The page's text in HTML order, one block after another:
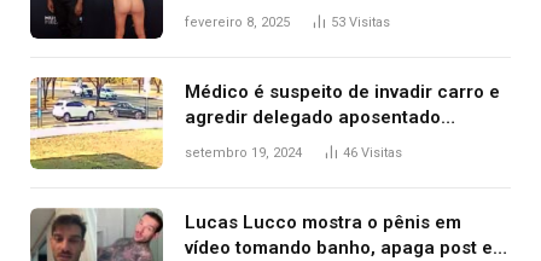
após Bianca Censori, mulher de
fevereiro 8, 2025 53 Visitas
Médico é suspeito de invadir carro e
agredir delegado aposentado
durante confusão no trânsito
setembro 19, 2024 46 Visitas
Lucas Lucco mostra o pênis em
vídeo tomando banho, apaga post e